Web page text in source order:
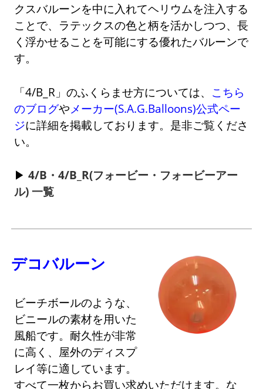
クスバルーンを中に入れてヘリウムを注入する
ことで、ラテックスの色と柄を活かしつつ、長
く浮かせることを可能にする優れたバルーンで
す。
「4/B_R」のふくらませ方については、 こちら
のブログや メーカー(S.A.G.Balloons)公式ペー
ジに詳細を掲載しております。是非ご覧くださ
い。
4/B・4/B_R(フォービー・フォービーアー
ル) 一覧
デコバルーン
ビーチボールのような、
ビニールの素材を用いた
風船です。耐久性が非常
に高く、屋外のディスプ
レイ等に適しています。
すべて一枚からお買い求めいただけます。な